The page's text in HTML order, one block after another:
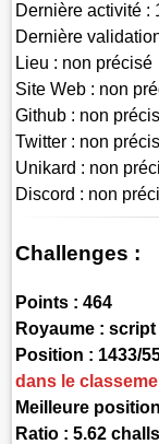
Dernière activité :
Dernière
Lieu : non précisé
Site Web : non
Github : non
Twitter : non
Unikard : non
Discord : non
Challenges :
Points : 464
Royaume : script
Position : 1433/
dans le
Meilleure
Ratio : 5.62